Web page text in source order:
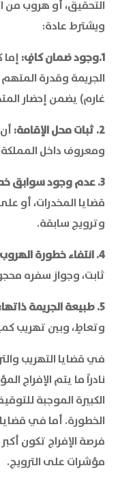
التحقيق، أو هروب من
ويشترط عادة:
1.وجود ضمان كافٍ:
الجريمة وقدرة
غارم) يضمن إحضار
2. ثبات محل الإقامة:
ومعروف داخل
3. عدم وجود سوابق خطيرة:
قضايا المخدرات، أو
وترويج سابقة.
4. انتفاء خطورة الهروب:
ثابت، وجواز سفره
5. طبيعة الجريمة ذاتها:
وتعاطٍ، وبين تهريب
في قضايا التهريب
نادراً ما يتم الإفراج
الكبيرة الموجبة
الخطورة. أما في
فرصة الإفراج تكون
مؤشرات على الترويج.